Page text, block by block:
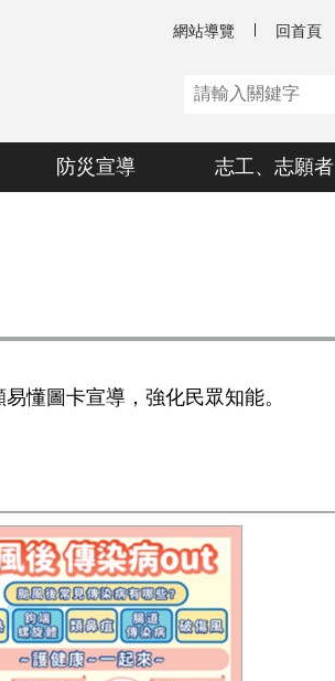
網站導覽 回首頁
防災宣導 志工、志願者
懂圖卡宣導，強化民眾知能。